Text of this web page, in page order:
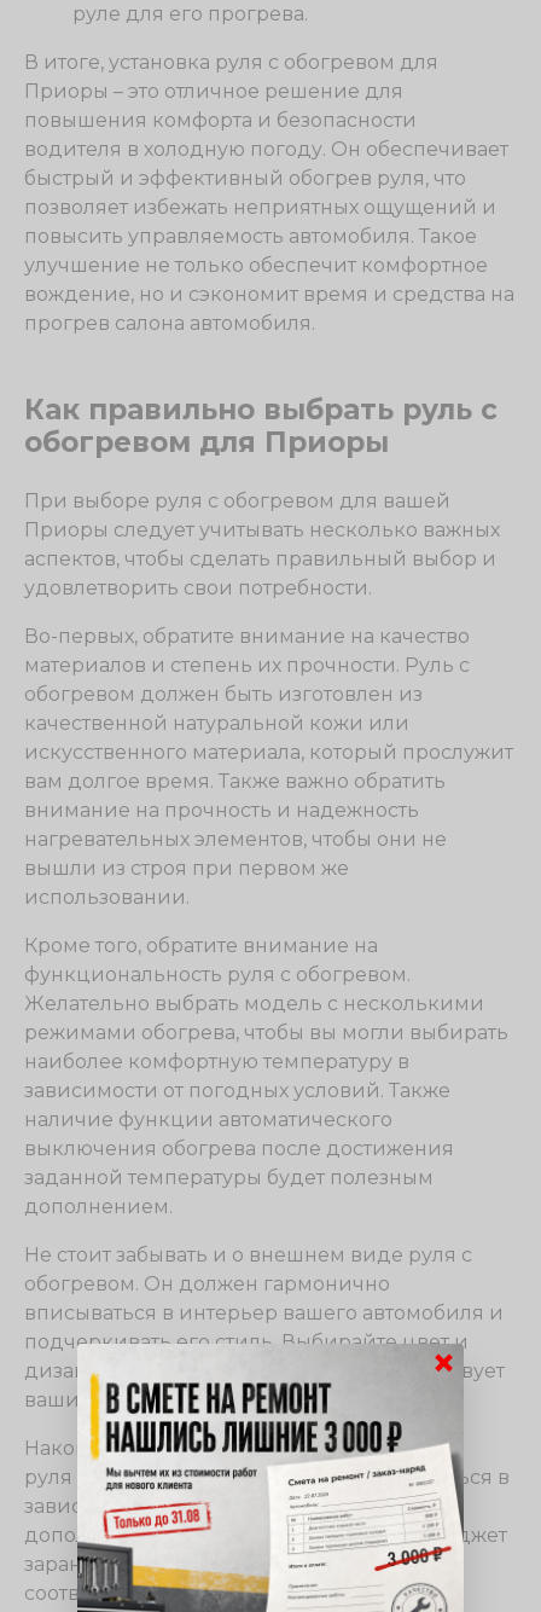
руле для его прогрева.
В итоге, установка руля с обогревом для
Приоры – это отличное решение для
повышения комфорта и безопасности
водителя в холодную погоду. Он обеспечивает
быстрый и эффективный обогрев руля, что
позволяет избежать неприятных ощущений и
повысить управляемость автомобиля. Такое
улучшение не только обеспечит комфортное
вождение, но и сэкономит время и средства на
прогрев салона автомобиля.
Как правильно выбрать руль с
обогревом для Приоры
При выборе руля с обогревом для вашей
Приоры следует учитывать несколько важных
аспектов, чтобы сделать правильный выбор и
удовлетворить свои потребности.
Во-первых, обратите внимание на качество
материалов и степень их прочности. Руль с
обогревом должен быть изготовлен из
качественной натуральной кожи или
искусственного материала, который прослужит
вам долгое время. Также важно обратить
внимание на прочность и надежность
нагревательных элементов, чтобы они не
вышли из строя при первом же
использовании.
Кроме того, обратите внимание на
функциональность руля с обогревом.
Желательно выбрать модель с несколькими
режимами обогрева, чтобы вы могли выбирать
наиболее комфортную температуру в
зависимости от погодных условий. Также
наличие функции автоматического
выключения обогрева после достижения
заданной температуры будет полезным
дополнением.
Не стоит забывать и о внешнем виде руля с
обогревом. Он должен гармонично
вписываться в интерьер вашего автомобиля и
подчеркивать его стиль. Выбирайте цвет и
дизайн, который вам нравится и соответствует
вашим предпочтениям.
Наконец, обратите внимание на стоимость
руля с обогревом. Цена может варьироваться в
зависимости от бренда, качества и
дополнительных функций. Установите бюджет
заранее и выбирайте руль, который
соответствует вашим финансовым
×